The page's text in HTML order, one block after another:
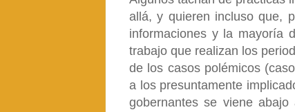
allá, y quieren incluso que,
informaciones y la mayoría
trabajo que realizan los
de los casos polémicos
a los presuntamente
gobernantes se viene